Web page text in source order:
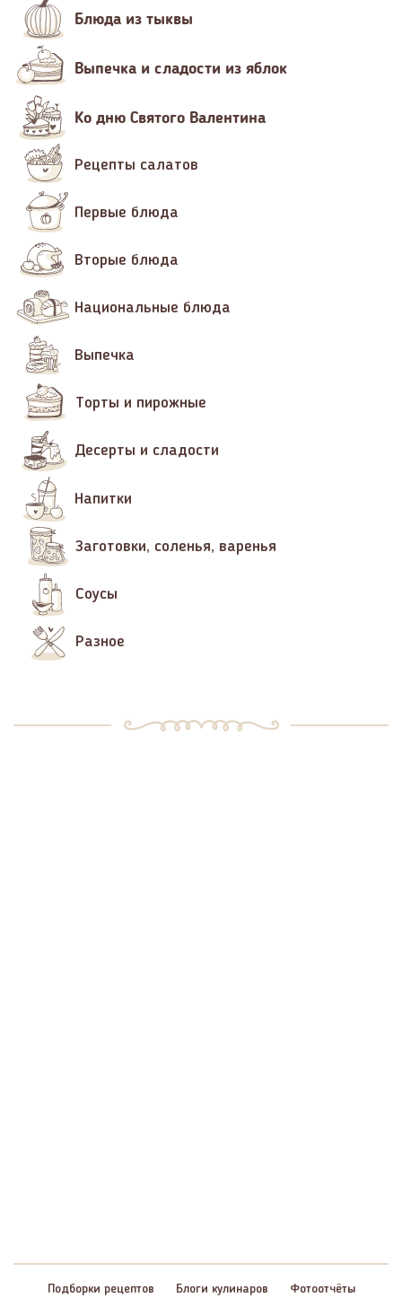
Блюда из тыквы
Выпечка и сладости из яблок
Ко дню Святого Валентина
Рецепты салатов
Первые блюда
Вторые блюда
Национальные блюда
Выпечка
Торты и пирожные
Десерты и сладости
Напитки
Заготовки, соленья, варенья
Соусы
Разное
Подборки рецептов Блоги кулинаров Фотоотчёты